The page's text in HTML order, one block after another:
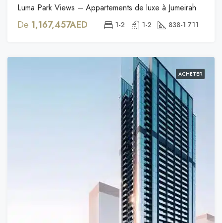
Luma Park Views – Appartements de luxe à Jumeirah
De 1,167,457AED 1-2 1-2 838-1 711
ACHETER